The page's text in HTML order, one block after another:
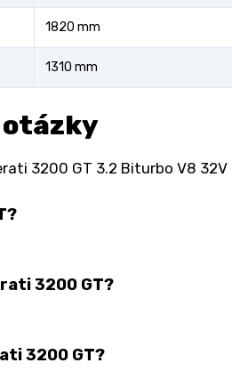
1820 mm
1310 mm
otázky
3200 GT 3.2 Biturbo V8 32V
3200 GT?
3200 GT?